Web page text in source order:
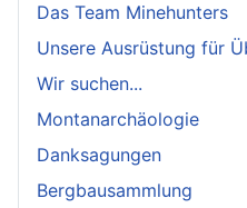
Das Team Minehunters
Unsere Ausrüstung für
Wir suchen...
Montanarchäologie
Danksagungen
Bergbausammlung